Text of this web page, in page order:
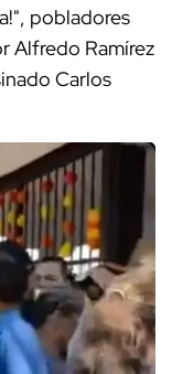
pobladores
Alfredo Ramírez
Carlos